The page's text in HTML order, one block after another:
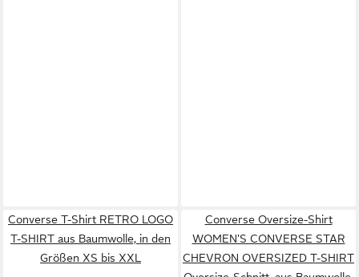
Converse T-Shirt RETRO LOGO
T-SHIRT aus Baumwolle, in den
Größen XS bis XXL
Converse Oversize-Shirt
WOMEN'S CONVERSE STAR
CHEVRON OVERSIZED T-SHIRT